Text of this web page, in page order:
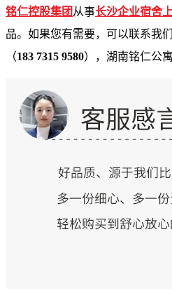
铭仁控股集团 从事长沙企业宿舍
品。如果您有需要，可以联系我
（183 7315 9580） ，湖南铭仁公